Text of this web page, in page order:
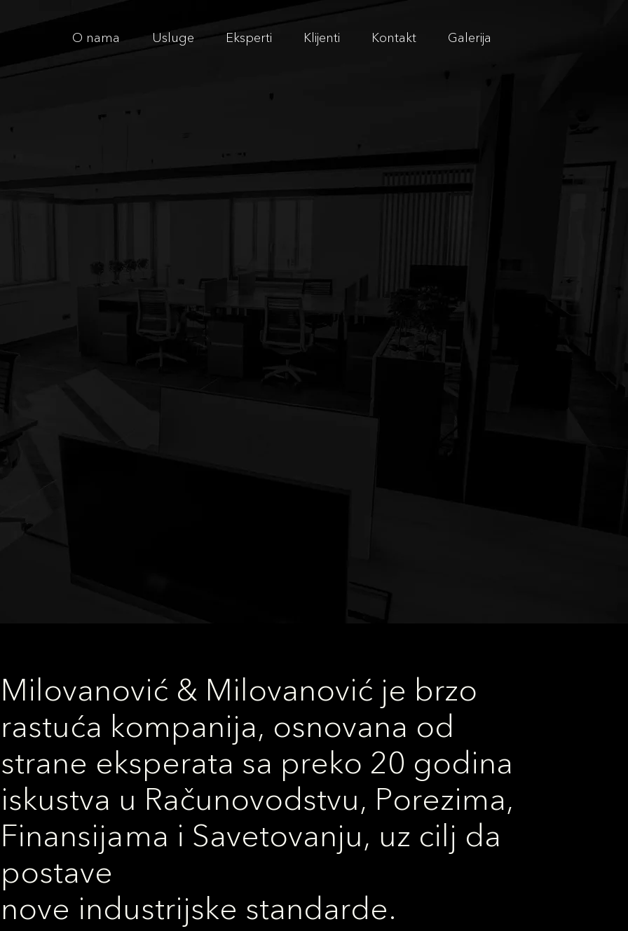
O nama Usluge Eksperti Klijenti Kontakt Galerija
VIŠE
MANJE
JE JEDNOSTAVNO.
Milovanović & Milovanović je brzo
rastuća kompanija, osnovana od
strane eksperata sa preko 20 godina
iskustva u Računovodstvu, Porezima,
Finansijama i Savetovanju, uz cilj da
postave
nove industrijske standarde.